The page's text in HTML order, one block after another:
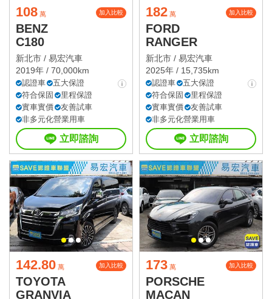
108 萬 加入比較
BENZ
C180
新北市 / 易宏汽車
2019年 / 70,000km
認證車
五大保證
符合保固
里程保證
實車實價
友善試車
非多元化營業用車
立即諮詢
182 萬 加入比較
FORD
RANGER
新北市 / 易宏汽車
2025年 / 15,735km
認證車
五大保證
符合保固
里程保證
實車實價
友善試車
非多元化營業用車
立即諮詢
142.80 萬 加入比較
TOYOTA
GRANVIA
173 萬 加入比較
PORSCHE
MACAN